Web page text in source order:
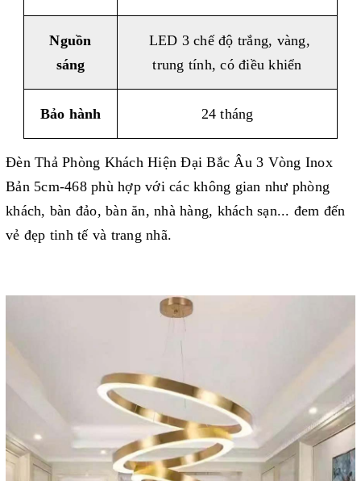
Nguồn
sáng
LED 3 chế độ trắng, vàng,
trung tính, có điều khiển
Bảo hành 24 tháng
Đèn Thả Phòng Khách Hiện Đại Bắc Âu 3 Vòng Inox
Bản 5cm-468 phù hợp với các không gian như phòng
khách, bàn đảo, bàn ăn, nhà hàng, khách sạn... đem đến
vẻ đẹp tinh tế và trang nhã.